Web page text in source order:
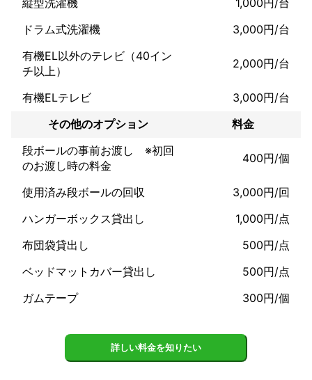
物の安全を確保。
い、時間通りに運搬。
用。貴重品やデリケートな物品には特別な配慮をします。
○荷物の量や移動先に合わせて、トラックサイズや人数を調整。
2. 急な引越しや特別対応
A. 即日・短期間での引越し対応
☆サービス内容☆
○短期間の引越し、または急な引越しにも対応。急な引越しでも
長距離対応可能。
○予期しない事情で、急遽引越しが決まった場合も即対応できる
プランをご提案。
B. 夜間・早朝引越し
○ 夜間や早朝に引越しを希望される方には、特別料金なしで対
を確保します。
ドラム式洗濯機
3,000円/台
有機EL以外のテレビ（40イン
チ以上）
2,000円/台
有機ELテレビ
3,000円/台
その他のオプション
料金
段ボールの事前お渡し ※初回
のお渡し時の料金
400円/個
使用済み段ボールの回収
3,000円/回
ハンガーボックス貸出し
1,000円/点
布団袋貸出し
500円/点
ベッドマットカバー貸出し
500円/点
ガムテープ
300円/個
詳しい料金を知りたい